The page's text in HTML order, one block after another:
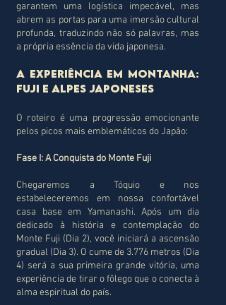
garantem uma logística impecável, mas
abrem as portas para uma imersão cultural
profunda, traduzindo não só palavras, mas
a própria essência da vida japonesa.
A experiência em montanha:
Fuji e alpes japoneses
O roteiro é uma progressão emocionante
pelos picos mais emblemáticos do Japão:
Fase I: A Conquista do Monte Fuji
Chegaremos a Tóquio e nos
estabeleceremos em nossa confortável
casa base em Yamanashi. Após um dia
dedicado à história e contemplação do
Monte Fuji (Dia 2), você iniciará a ascensão
gradual (Dia 3). O cume de 3.776 metros (Dia
4) será a sua primeira grande vitória, uma
experiência de tirar o fôlego que o conecta à
alma espiritual do país.